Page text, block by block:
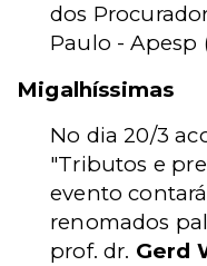
dos
Paulo - Apesp
Migalhíssimas
No dia 20/3
"Tributos e
evento
renomados
prof. dr. Gerd